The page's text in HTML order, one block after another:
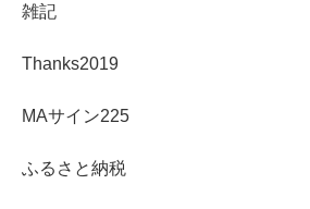
雑記
Thanks2019
MAサイン225
ふるさと納税